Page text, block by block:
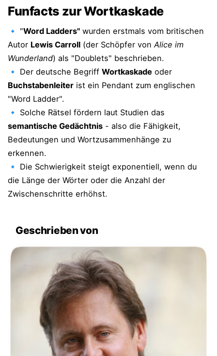
Funfacts zur Wortkaskade
🔹 "Word Ladders" wurden erstmals vom britischen
Autor Lewis Carroll (der Schöpfer vonAlice im
Wunderland) als "Doublets" beschrieben.
🔹 Der deutsche Begriff Wortkaskade oder
Buchstabenleiter ist ein Pendant zum englischen
"Word Ladder".
🔹 Solche Rätsel fördern laut Studien das
semantische Gedächtnis - also die Fähigkeit,
Bedeutungen und Wortzusammenhänge zu
erkennen.
🔹 Die Schwierigkeit steigt exponentiell, wenn du
die Länge der Wörter oder die Anzahl der
Zwischenschritte erhöhst.
Geschrieben von